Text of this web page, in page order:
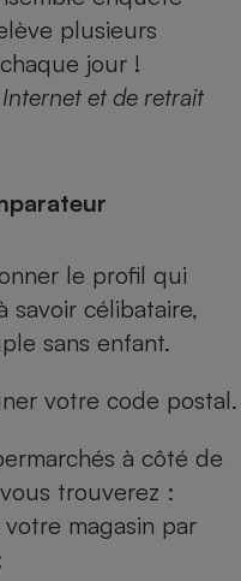
plusieurs
jour !
et de retrait
le profil qui
savoir célibataire,
sans enfant.
votre code postal.
à côté de
trouverez :
magasin par